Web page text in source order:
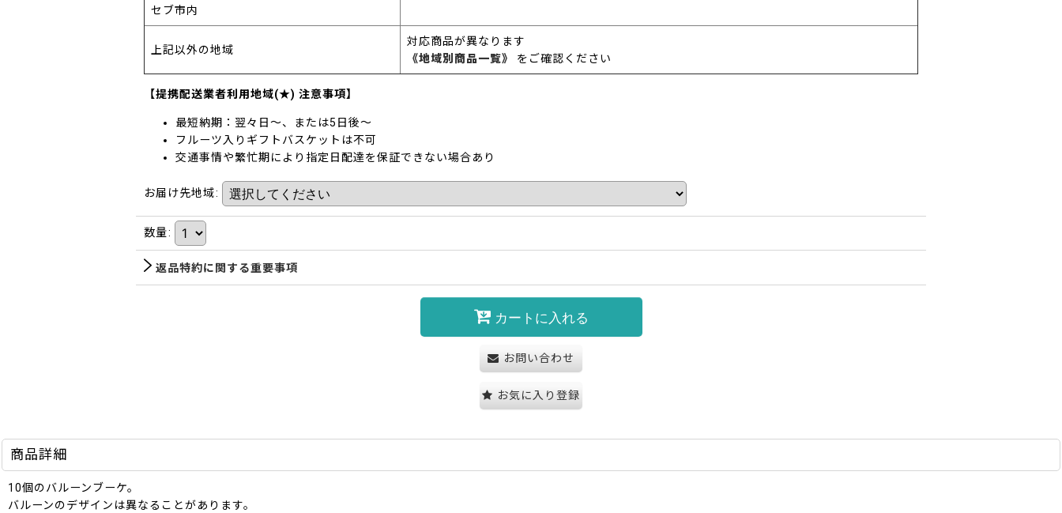
セブ市内
上記以外の地域
対応商品が異なります
《地域別商品一覧》
をご確認ください
【提携配送業者利用地域(★) 注意事項】
最短納期：翌々日～、または5日後～
フルーツ入りギフトバスケットは不可
交通事情や繁忙期により指定日配達を保証できない場合あり
お届け先地域:
数量:
返品特約に関する重要事項
カートに入れる
お問い合わせ
お気に入り登録
商品詳細
10個のバルーンブーケ。
バルーンのデザインは異なることがあります。